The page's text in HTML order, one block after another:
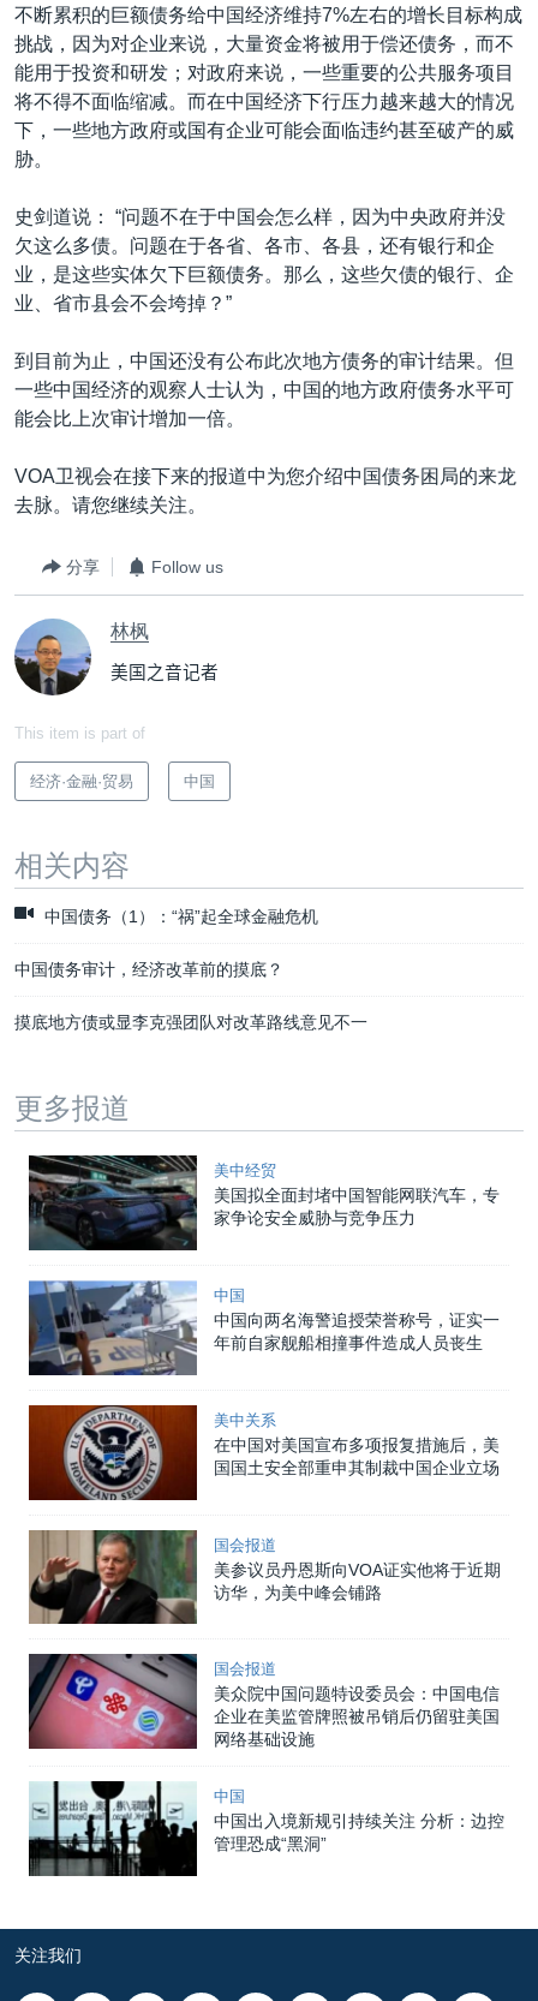
不断累积的巨额债务给中国经济维持7%左右的增长目标构成
挑战，因为对企业来说，大量资金将被用于偿还债务，而不
能用于投资和研发；对政府来说，一些重要的公共服务项目
将不得不面临缩减。而在中国经济下行压力越来越大的情况
下，一些地方政府或国有企业可能会面临违约甚至破产的威
胁。
史剑道说： “问题不在于中国会怎么样，因为中央政府并没
欠这么多债。问题在于各省、各市、各县，还有银行和企
业，是这些实体欠下巨额债务。那么，这些欠债的银行、企
业、省市县会不会垮掉？”
到目前为止，中国还没有公布此次地方债务的审计结果。但
一些中国经济的观察人士认为，中国的地方政府债务水平可
能会比上次审计增加一倍。
VOA卫视会在接下来的报道中为您介绍中国债务困局的来龙
去脉。请您继续关注。
分享 Follow us
林枫
美国之音记者
This item is part of
经济·金融·贸易 中国
相关内容
中国债务（1）：“祸”起全球金融危机
中国债务审计，经济改革前的摸底？
摸底地方债或显李克强团队对改革路线意见不一
更多报道
美中经贸
美国拟全面封堵中国智能网联汽车，专
家争论安全威胁与竞争压力
中国
中国向两名海警追授荣誉称号，证实一
年前自家舰船相撞事件造成人员丧生
美中关系
在中国对美国宣布多项报复措施后，美
国国土安全部重申其制裁中国企业立场
国会报道
美参议员丹恩斯向VOA证实他将于近期
访华，为美中峰会铺路
国会报道
美众院中国问题特设委员会：中国电信
企业在美监管牌照被吊销后仍留驻美国
网络基础设施
中国
中国出入境新规引持续关注 分析：边控
管理恐成“黑洞”
关注我们